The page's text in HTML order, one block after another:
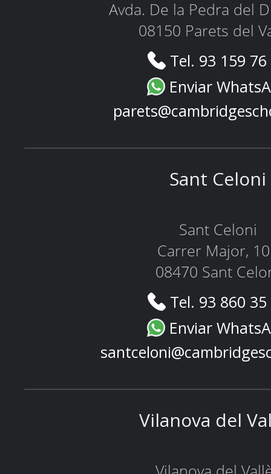
Avda. De la Pedra del
08150 Parets del
Tel. 93 159
Enviar
Sant Celoni
Sant Celoni
Carrer Major,
08470 Sant
Tel. 93 860
Enviar
Vilanova del